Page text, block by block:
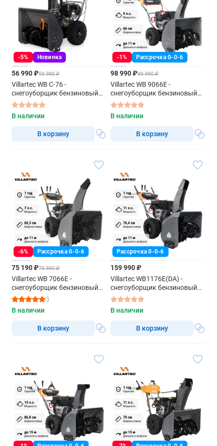
-5% Новинка
56 990 ₽59 990 ₽
Villartec WB C-76 -
снегоуборщик бензиновый
самоходный
В наличии
В корзину
-1% Рассрочка 0-0-6
98 990 ₽99 990 ₽
Villartec WB 9066E -
снегоуборщик бензиновый
самоходный
В наличии
В корзину
-6% Рассрочка 0-0-6
75 190 ₽79 990 ₽
Villartec WB 7066E -
снегоуборщик бензиновый
самоходный
3
В наличии
В корзину
Рассрочка 0-0-6
159 990 ₽
Villartec WB1176E(DA) -
снегоуборщик бензиновый
самоходный
В наличии
В корзину